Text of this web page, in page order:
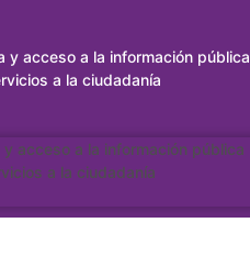
y acceso a la información pública
a la ciudadanía
y acceso a la información pública
a la ciudadanía